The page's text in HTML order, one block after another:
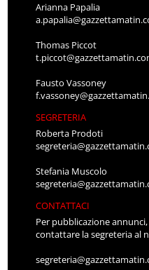
Arianna Papalia
Thomas Piccot
Fausto Vassoney
SEGRETERIA
Roberta Prodoti
Stefania Muscolo
CONTATTACI
Per pubblicazione
contattare la segreteria al